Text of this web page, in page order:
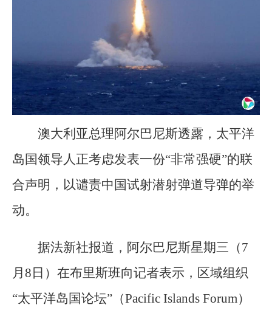
澳大利亚总理阿尔巴尼斯透露，太平洋
岛国领导人正考虑发表一份“非常强硬”的联
合声明，以谴责中国试射潜射弹道导弹的举
动。
据法新社报道，阿尔巴尼斯星期三（7
月8日）在布里斯班向记者表示，区域组织
“太平洋岛国论坛”（Pacific Islands Forum）